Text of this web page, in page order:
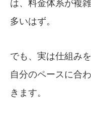
は、料金体系が複
多いはず。
でも、実は仕組み
自分のペースに合
きます。